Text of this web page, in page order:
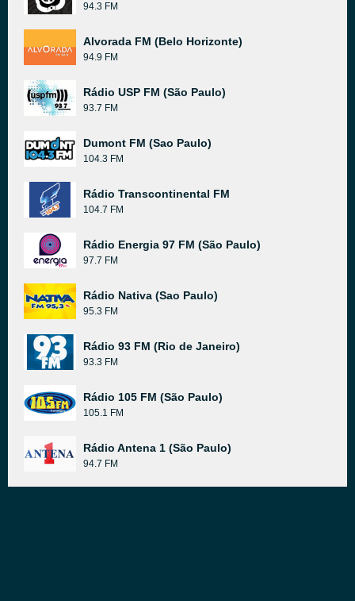
94.3 FM
Alvorada FM (Belo Horizonte)
94.9 FM
Rádio USP FM (São Paulo)
93.7 FM
Dumont FM (Sao Paulo)
104.3 FM
Rádio Transcontinental FM
104.7 FM
Rádio Energia 97 FM (São Paulo)
97.7 FM
Rádio Nativa (Sao Paulo)
95.3 FM
Rádio 93 FM (Rio de Janeiro)
93.3 FM
Rádio 105 FM (São Paulo)
105.1 FM
Rádio Antena 1 (São Paulo)
94.7 FM